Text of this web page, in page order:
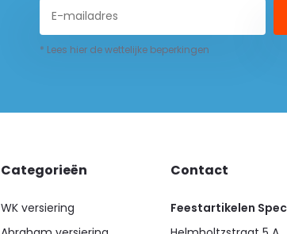
* Lees hier de wettelijke beperkingen
Categorieën
WK versiering
Contact
Feestartikelen